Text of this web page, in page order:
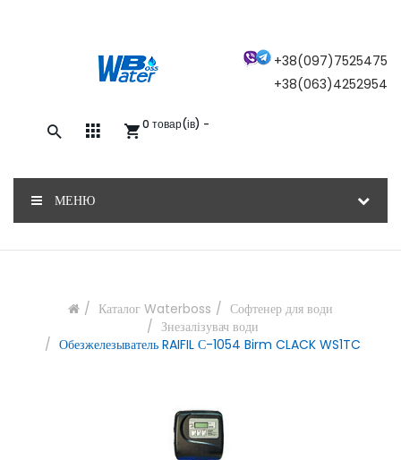
+38(097)7525475
+38(063)4252954
0 товар(ів) -
МЕНЮ
Каталог Waterboss
Софтенер для води
Знезалізувач води
Обезжелезыватель RAIFIL С-1054 Birm CLACK WS1TC
Закажите обратный звонок, и наш
ОТПРАВИТЬ